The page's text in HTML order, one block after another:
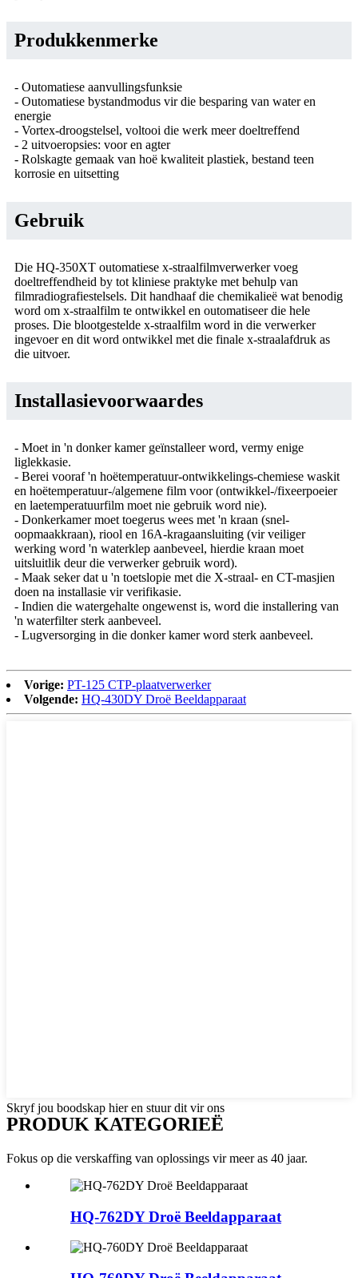
Produkkenmerke
- Outomatiese aanvullingsfunksie
- Outomatiese bystandmodus vir die besparing van water en
energie
- Vortex-droogstelsel, voltooi die werk meer doeltreffend
- 2 uitvoeropsies: voor en agter
- Rolskagte gemaak van hoë kwaliteit plastiek, bestand teen
korrosie en uitsetting
Gebruik
Die HQ-350XT outomatiese x-straalfilmverwerker voeg
doeltreffendheid by tot kliniese praktyke met behulp van
filmradiografiestelsels. Dit handhaaf die chemikalieë wat benodig
word om x-straalfilm te ontwikkel en outomatiseer die hele
proses. Die blootgestelde x-straalfilm word in die verwerker
ingevoer en dit word ontwikkel met die finale x-straalafdruk as
die uitvoer.
Installasievoorwaardes
- Moet in 'n donker kamer geïnstalleer word, vermy enige
liglekkasie.
- Berei vooraf 'n hoëtemperatuur-ontwikkelings-chemiese waskit
en hoëtemperatuur-/algemene film voor (ontwikkel-/fixeerpoeier
en laetemperatuurfilm moet nie gebruik word nie).
- Donkerkamer moet toegerus wees met 'n kraan (snel-
oopmaakkraan), riool en 16A-kragaansluiting (vir veiliger
werking word 'n waterklep aanbeveel, hierdie kraan moet
uitsluitlik deur die verwerker gebruik word).
- Maak seker dat u 'n toetslopie met die X-straal- en CT-masjien
doen na installasie vir verifikasie.
- Indien die watergehalte ongewenst is, word die installering van
'n waterfilter sterk aanbeveel.
- Lugversorging in die donker kamer word sterk aanbeveel.
Vorige: PT-125 CTP-plaatverwerker
Volgende: HQ-430DY Droë Beeldapparaat
Skryf jou boodskap hier en stuur dit vir ons
PRODUK KATEGORIEË
Fokus op die verskaffing van oplossings vir meer as 40 jaar.
HQ-762DY Droë Beeldapparaat